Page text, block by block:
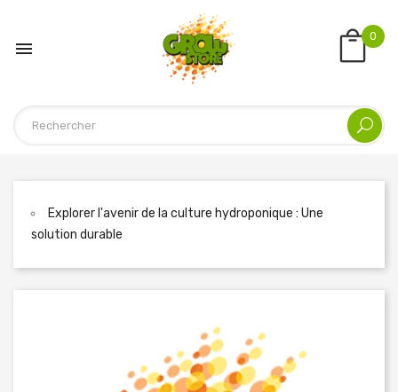

0
Explorer l'avenir de la culture hydroponique : Une
solution durable